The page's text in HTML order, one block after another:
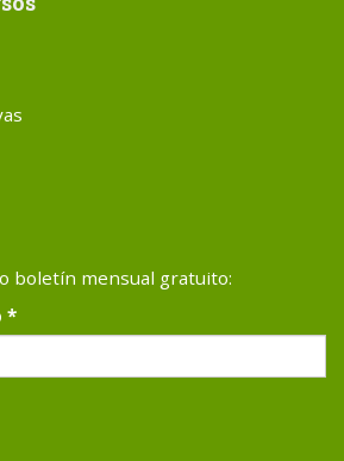
boletín mensual gratuito:
*